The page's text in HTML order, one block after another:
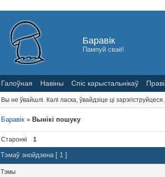
Баравік
Пампуй сваё!
Галоўная Навіны Спіс карыстальнікаў
Вы не ўвайшлі. Калі ласка, ўвайдзіце ці зарэгіструйцеся.
Баравік » Вынікі пошуку
Старонкі 1
Тэмаў знойдзена [ 1 ]
Тэмы